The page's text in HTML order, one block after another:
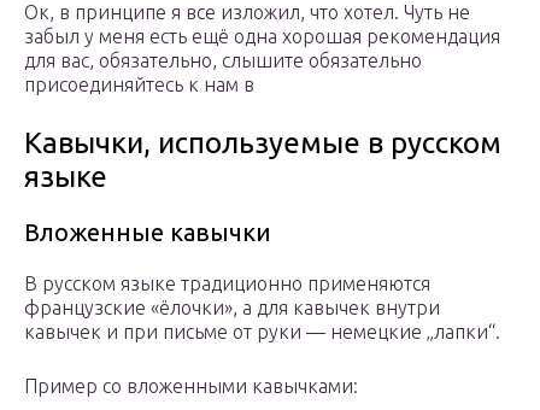
Ок, в принципе я все изложил, что хотел. Чуть не
забыл у меня есть ещё одна хорошая рекомендация
для вас, обязательно, слышите обязательно
присоединяйтесь к нам в
Кавычки, используемые в русском
языке
Вложенные кавычки
В русском языке традиционно применяются
французские «ёлочки», а для кавычек внутри
кавычек и при письме от руки — немецкие „лапки“.
Пример со вложенными кавычками: